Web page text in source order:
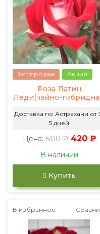
Хит продаж Акция
Роза Латин
Леди(чайно-
Доставка по Астрахани от
5 дней
Цена: 500 ₽ 420 ₽
В наличии
Купить
В избранное